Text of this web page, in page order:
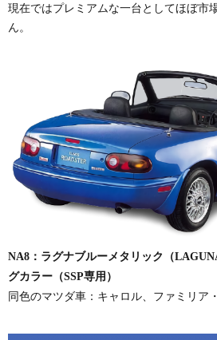
現在ではプレミアムな一台としてほぼ市
ん。
NA8：ラグナブルーメタリック（
グカラー（SSP専用）
同色のマツダ車：キャロル、ファミリア